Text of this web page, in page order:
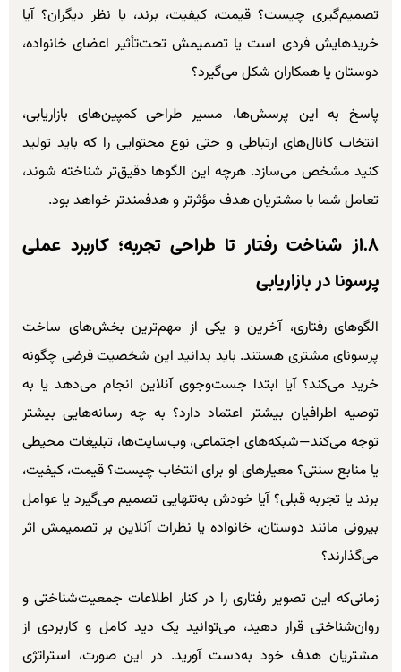
تصمیم‌گیری چیست؟ قیمت، کیفیت، برند، یا نظر دیگران؟ آیا
خریدهایش فردی است یا تصمیمش تحت‌تأثیر اعضای خانواده،
دوستان یا همکاران شکل می‌گیرد؟
پاسخ به این پرسش‌ها، مسیر طراحی کمپین‌های بازاریابی،
انتخاب کانال‌های ارتباطی و حتی نوع محتوایی را که باید تولید
کنید مشخص می‌سازد. هرچه این الگوها دقیق‌تر شناخته شوند،
تعامل شما با مشتریان هدف مؤثرتر و هدفمندتر خواهد بود.
۸.از شناخت رفتار تا طراحی تجربه؛ کاربرد عملی
پرسونا در بازاریابی
الگوهای رفتاری، آخرین و یکی از مهم‌ترین بخش‌های ساخت
پرسونای مشتری هستند. باید بدانید این شخصیت فرضی چگونه
خرید می‌کند؟ آیا ابتدا جست‌وجوی آنلاین انجام می‌دهد یا به
توصیه اطرافیان بیشتر اعتماد دارد؟ به چه رسانه‌هایی بیشتر
توجه می‌کند—شبکه‌های اجتماعی، وب‌سایت‌ها، تبلیغات محیطی
یا منابع سنتی؟ معیارهای او برای انتخاب چیست؟ قیمت، کیفیت،
برند یا تجربه قبلی؟ آیا خودش به‌تنهایی تصمیم می‌گیرد یا عوامل
بیرونی مانند دوستان، خانواده یا نظرات آنلاین بر تصمیمش اثر
می‌گذارند؟
زمانی‌که این تصویر رفتاری را در کنار اطلاعات جمعیت‌شناختی و
روان‌شناختی قرار دهید، می‌توانید یک دید کامل و کاربردی از
مشتریان هدف خود به‌دست آورید. در این صورت، استراتژی